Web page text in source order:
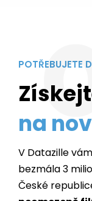
POTŘEBUJETE
V Datazille
bezmála 3
České
neomezeně
aktuálně